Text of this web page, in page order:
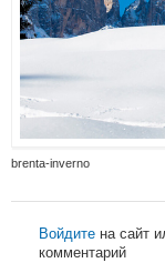
brenta-inverno
Войдите на сайт
комментарий